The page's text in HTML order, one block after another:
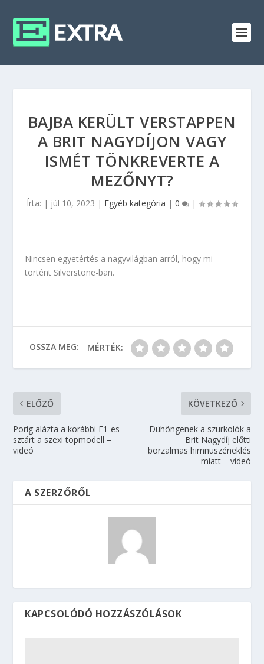
BAJBA KERÜLT VERSTAPPEN
A BRIT NAGYDÍJON VAGY
ISMÉT TÖNKREVERTE A
MEZŐNYT?
Írta: | júl 10, 2023 | Egyéb kategória | 0 |
Nincsen egyetértés a nagyvilágban arról, hogy mi
történt Silverstone-ban.
OSSZA MEG: MÉRTÉK:
ELŐZŐ
Porig alázta a korábbi F1-es
sztárt a szexi topmodell –
videó
KÖVETKEZŐ
Dühöngenek a szurkolók a
Brit Nagydíj előtti
borzalmas himnuszéneklés
miatt – videó
A SZERZŐRŐL
KAPCSOLÓDÓ HOZZÁSZÓLÁSOK